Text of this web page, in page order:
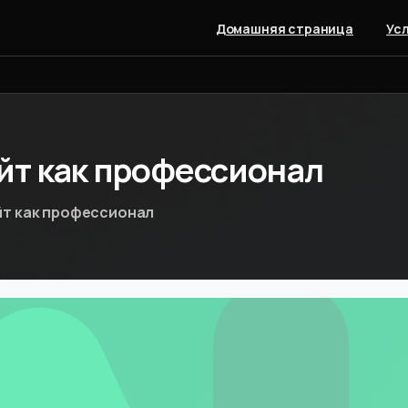
Домашняя страница
какпрофессионал
как профессионал